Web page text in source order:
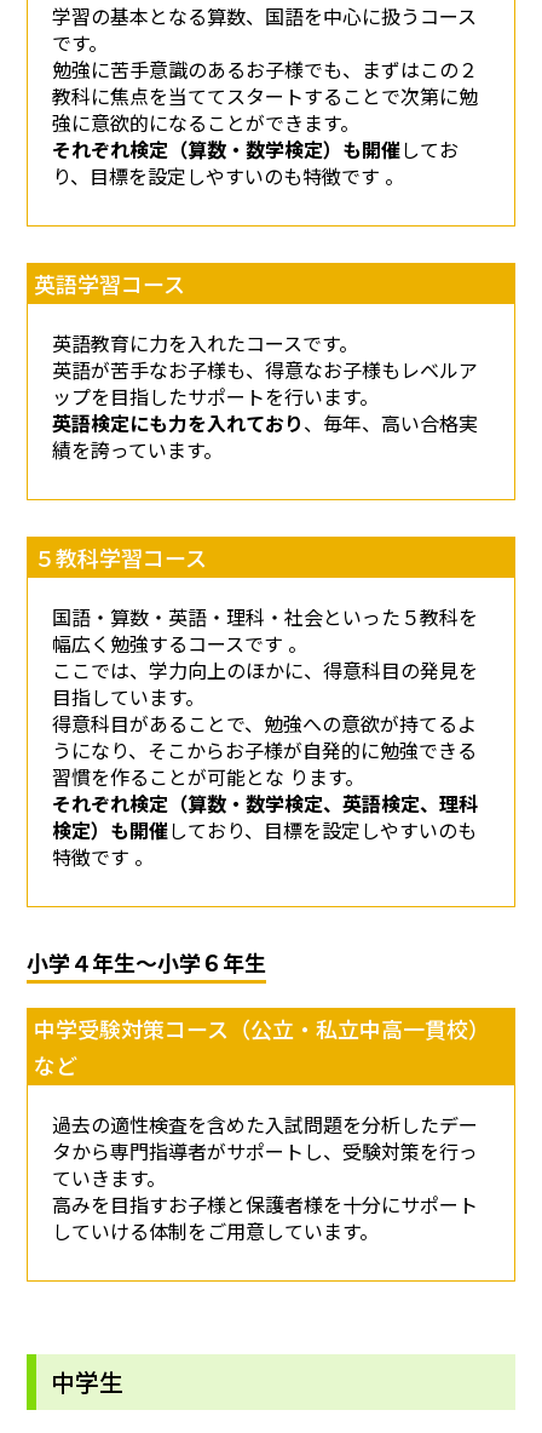
学習の基本となる算数、国語を中心に扱うコース
です。
勉強に苦手意識のあるお子様でも、まずはこの２
教科に焦点を当ててスタートすることで次第に勉
強に意欲的になることができます。
それぞれ検定（算数・数学検定）も開催してお
り、目標を設定しやすいのも特徴です 。
英語学習コース
英語教育に力を入れたコースです。
英語が苦手なお子様も、得意なお子様もレベルア
ップを目指したサポートを行います。
英語検定にも力を入れており、毎年、高い合格実
績を誇っています。
５教科学習コース
国語・算数・英語・理科・社会といった５教科を
幅広く勉強するコースです 。
ここでは、学力向上のほかに、得意科目の発見を
目指しています。
得意科目があることで、勉強への意欲が持てるよ
うになり、そこからお子様が自発的に勉強できる
習慣を作ることが可能とな ります。
それぞれ検定（算数・数学検定、英語検定、理科
検定）も開催しており、目標を設定しやすいのも
特徴です 。
小学４年生～小学６年生
中学受験対策コース（公立・私立中高一貫校）
など
過去の適性検査を含めた入試問題を分析したデー
タから専門指導者がサポートし、受験対策を行っ
ていきます。
高みを目指すお子様と保護者様を十分にサポート
していける体制をご用意しています。
中学生